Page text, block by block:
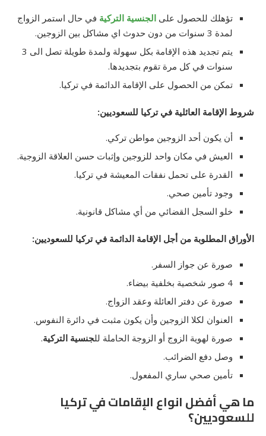
تؤهلك للحصول على الجنسية التركية في حال استمر الزواج
لمدة 3 سنوات من دون حدوث اي مشاكل بين الزوجين.
يتم تجديد هذه الإقامة بكل سهولة ولمدة طويلة تصل الى 3
سنوات في كل مرة تقوم بتجديدها.
تمكن من الحصول على الإقامة الدائمة في تركيا.
شروط الإقامة العائلية في تركيا للسعوديين:
أن يكون أحد الزوجين مواطن تركي.
العيش في مكان واحد للزوجين وإثبات حسن العلاقة الزوجية.
القدرة على تحمل نفقات المعيشة في تركيا.
وجود تأمين صحي.
خلو السجل القضائي من أي مشاكل قانونية.
الأوراق المطلوبة من أجل الإقامة الدائمة في تركيا للسعوديين:
صورة عن جواز السفر.
4 صور شخصية بخلفية بيضاء.
صورة عن دفتر العائلة وعقد الزواج.
العنوان لكلا الزوجين وأن يكون مثبت في دائرة النفوس.
صورة لهوية الزوج أو الزوجة الحاملة للجنسية التركية.
وصل دفع الضرائب.
تأمين صحي ساري المفعول.
ما هي أفضل انواع الإقامات في تركيا
للسعوديين؟